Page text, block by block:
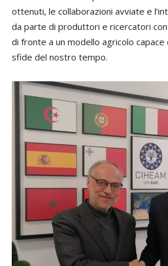
ottenuti, le collaborazioni avviate e
da parte di produttori e ricercatori
di fronte a un modello agricolo
sfide del nostro tempo.